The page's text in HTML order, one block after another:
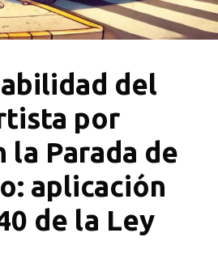
del
por
la Parada de
aplicación
de la Ley